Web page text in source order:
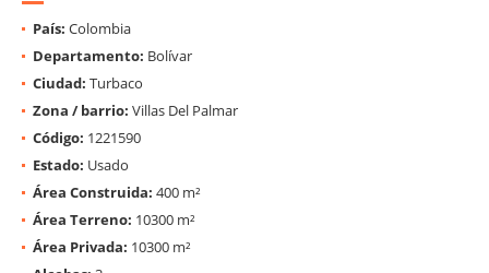
País: Colombia
Departamento: Bolívar
Ciudad: Turbaco
Zona / barrio: Villas Del Palmar
Código: 1221590
Estado: Usado
Área Construida: 400 m²
Área Terreno: 10300 m²
Área Privada: 10300 m²